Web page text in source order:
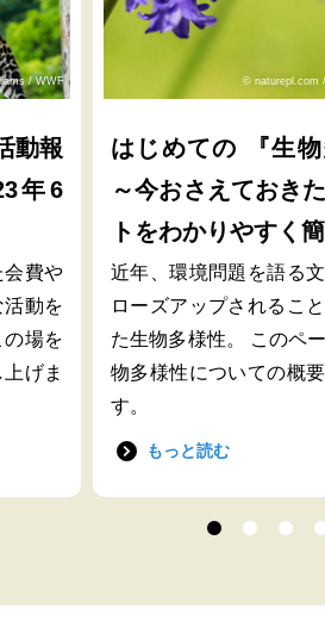
/ WWF
動報
年6
会費や
動を
場を
げま
© naturepl.com
はじめての 『生物
～今おさえておき
トをわかりやすく
近年、環境問題を語る
ローズアップされるこ
た生物多様性。 このペ
物多様性についての概
す。
もっと読む